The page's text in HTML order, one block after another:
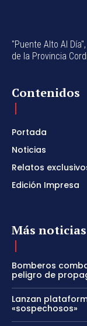
"Puente Alto Al
de la Provincia
Contenidos
Portada
Noticias
Relatos
Edición Impresa
Más
Bomberos
peligro de
Lanzan
«sospechosos»